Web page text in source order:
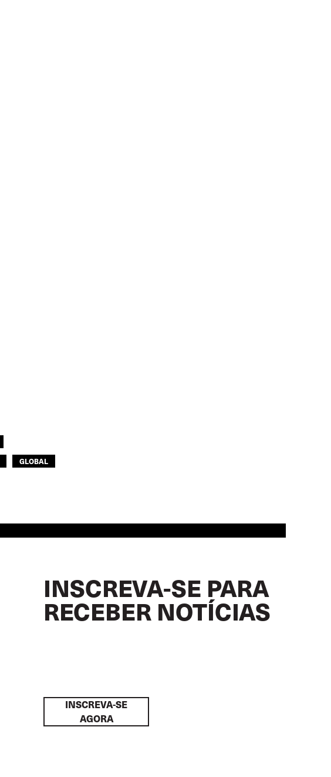
GLOBAL
INSCREVA-SE PARA
RECEBER NOTÍCIAS
INSCREVA-SE
AGORA